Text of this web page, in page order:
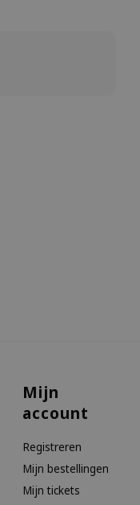
Mijn
account
Registreren
Mijn bestellingen
Mijn tickets